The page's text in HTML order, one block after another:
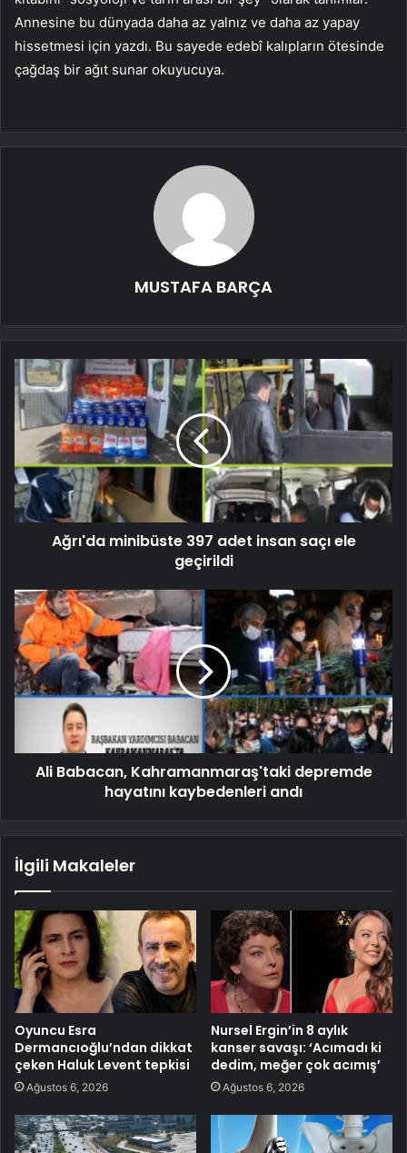
Annesine bu dünyada daha az yalnız ve daha az yapay
hissetmesi için yazdı. Bu sayede edebî kalıpların ötesinde
çağdaş bir ağıt sunar okuyucuya.
MUSTAFA BARÇA
Ağrı'da minibüste 397 adet insan saçı ele
geçirildi
Ali Babacan, Kahramanmaraş'taki depremde
hayatını kaybedenleri andı
İlgili Makaleler
Oyuncu Esra
Dermancıoğlu’ndan dikkat
çeken Haluk Levent tepkisi
Ağustos 6, 2026
Nursel Ergin’in 8 aylık
kanser savaşı: ‘Acımadı ki
dedim, meğer çok acımış’
Ağustos 6, 2026